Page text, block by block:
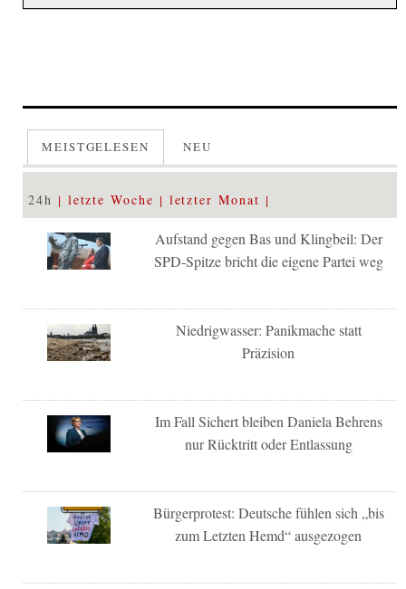
MEISTGELESEN NEU
24h letzte Woche letzter Monat
Aufstand gegen Bas und Klingbeil: Der
SPD-Spitze bricht die eigene Partei weg
Niedrigwasser: Panikmache statt
Präzision
Im Fall Sichert bleiben Daniela Behrens
nur Rücktritt oder Entlassung
Bürgerprotest: Deutsche fühlen sich „bis
zum Letzten Hemd“ ausgezogen